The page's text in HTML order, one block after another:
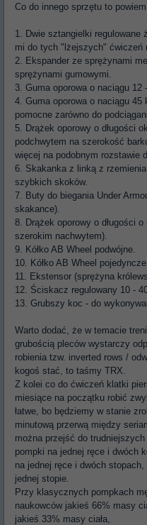
Co do innego sprzętu to
1. Dwie sztangielki regulowane
mi do tych "lżejszych" ćwiczeń
2. Ekspander ze sprężynami
sprężynami gumowymi.
3. Guma oporowa o naciągu 12
4. Guma oporowa o naciągu
pomocne zarówno do
5. Drążek oporowy o długości
podchwytem na szerokość
więcej na podobnym rozstawie
6. Skakanka z linką z
szybkich skoków.
7. Buty do biegania Under
skakance).
8. Drążek oporowy o długości
szerokim nachwytem).
9. Kółko AB Wheel podwójne.
10. Kółko AB Wheel
11. Ekstensor (sprężyna
12. Ściskacz regulowany 10 -
13. Grubszy koc - do
Warto dodać, że w temacie
grubością pleców wystarczy
robienia tzw. inverted rows /
kogoś stać, to taśmy TRX.
Z kolei co do ćwiczeń klatki
miesiące na początku robić
łatwe, bo będziemy w stanie
minutową przerwą między
można przejść do
pompki na jednej ręce i dwóch
na jednej ręce i dwóch
jednej stopie.
Przy klasycznych pompkach
naukowców jakieś 66% masy
jakieś 33% masy ciała,